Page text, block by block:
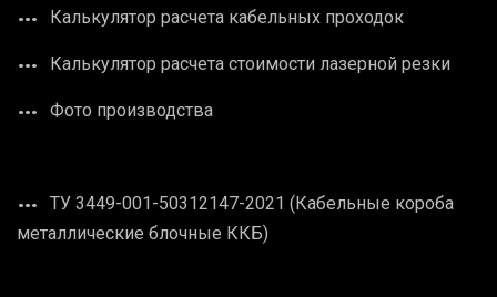
Калькулятор расчета кабельных проходок
Калькулятор расчета стоимости лазерной резки
Фото производства
ТУ 3449-001-50312147-2021 (Кабельные короба
металлические блочные ККБ)